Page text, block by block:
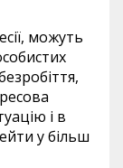
можуть
і в
у більш